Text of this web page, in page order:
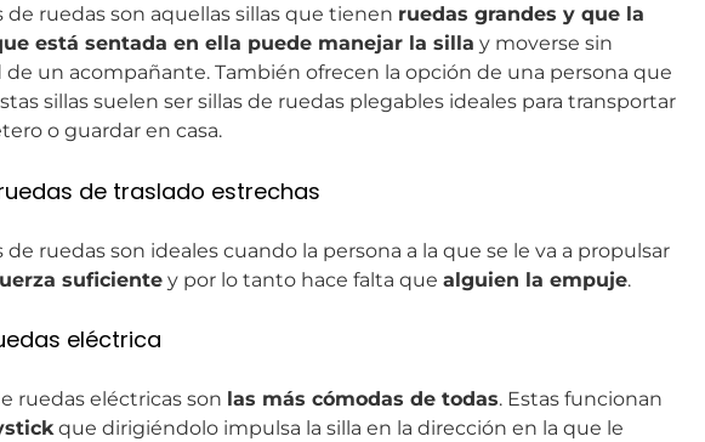
de ruedas son aquellas sillas que tienen ruedas grandes y que la
está sentada en ella puede manejar la silla y moverse sin
de un acompañante. También ofrecen la opción de una persona que
sillas suelen ser sillas de ruedas plegables ideales para transportar
o guardar en casa.
de traslado estrechas
de ruedas son ideales cuando la persona a la que se le va a propulsar
suficiente y por lo tanto hace falta que alguien la empuje.
eléctrica
ruedas eléctricas son las más cómodas de todas. Estas funcionan
que dirigiéndolo impulsa la silla en la dirección en la que le